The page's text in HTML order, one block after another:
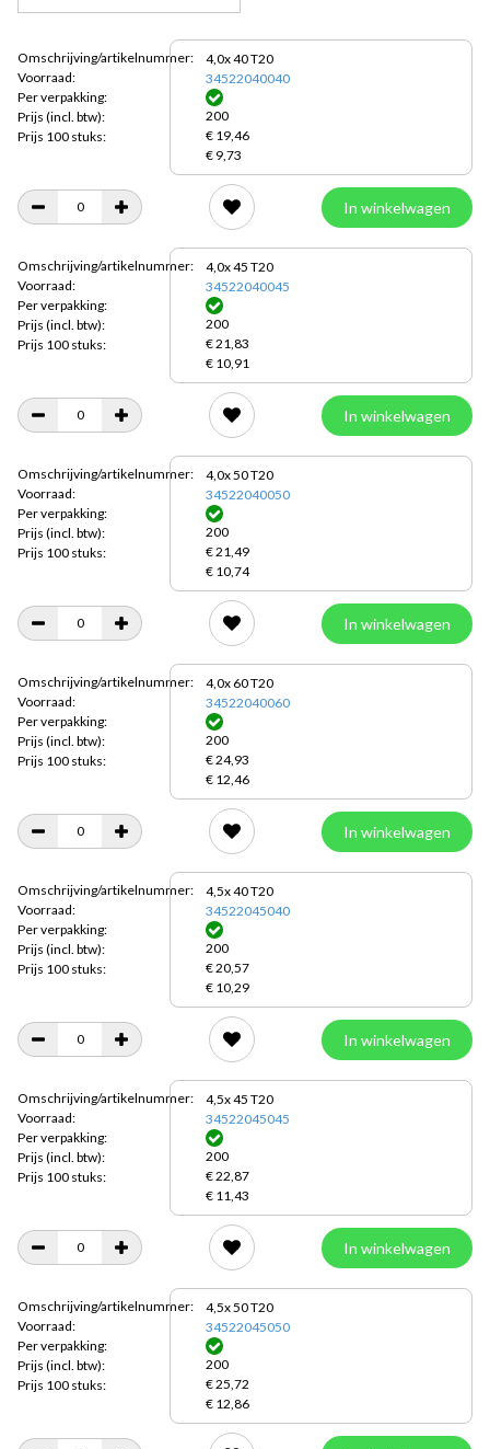
Omschrijving/artikelnummer:
Voorraad:
Per verpakking:
Prijs (incl. btw):
Prijs 100 stuks:
4,0x 40 T20
34522040040
200
€ 19,46
€ 9,73
In winkelwagen
Omschrijving/artikelnummer:
Voorraad:
Per verpakking:
Prijs (incl. btw):
Prijs 100 stuks:
4,0x 45 T20
34522040045
200
€ 21,83
€ 10,91
In winkelwagen
Omschrijving/artikelnummer:
Voorraad:
Per verpakking:
Prijs (incl. btw):
Prijs 100 stuks:
4,0x 50 T20
34522040050
200
€ 21,49
€ 10,74
In winkelwagen
Omschrijving/artikelnummer:
Voorraad:
Per verpakking:
Prijs (incl. btw):
Prijs 100 stuks:
4,0x 60 T20
34522040060
200
€ 24,93
€ 12,46
In winkelwagen
Omschrijving/artikelnummer:
Voorraad:
Per verpakking:
Prijs (incl. btw):
Prijs 100 stuks:
4,5x 40 T20
34522045040
200
€ 20,57
€ 10,29
In winkelwagen
Omschrijving/artikelnummer:
Voorraad:
Per verpakking:
Prijs (incl. btw):
Prijs 100 stuks:
4,5x 45 T20
34522045045
200
€ 22,87
€ 11,43
In winkelwagen
Omschrijving/artikelnummer:
Voorraad:
Per verpakking:
Prijs (incl. btw):
Prijs 100 stuks:
4,5x 50 T20
34522045050
200
€ 25,72
€ 12,86